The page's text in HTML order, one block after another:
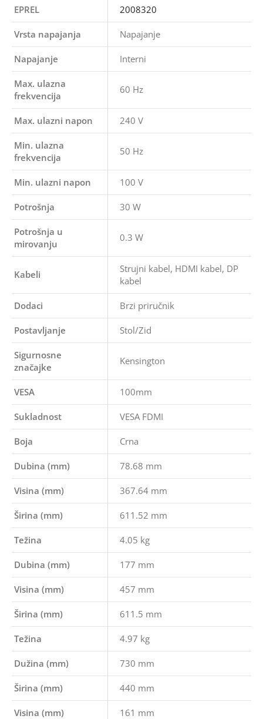
EPREL 2008320
Vrsta napajanja Napajanje
Napajanje Interni
Max. ulazna
frekvencija
60 Hz
Max. ulazni napon 240 V
Min. ulazna
frekvencija
50 Hz
Min. ulazni napon 100 V
Potrošnja 30 W
Potrošnja u
mirovanju
0.3 W
Kabeli
Strujni kabel, HDMI kabel, DP
kabel
Dodaci Brzi priručnik
Postavljanje Stol/Zid
Sigurnosne
značajke
Kensington
VESA 100mm
Sukladnost VESA FDMI
Boja Crna
Dubina (mm) 78.68 mm
Visina (mm) 367.64 mm
Širina (mm) 611.52 mm
Težina 4.05 kg
Dubina (mm) 177 mm
Visina (mm) 457 mm
Širina (mm) 611.5 mm
Težina 4.97 kg
Dužina (mm) 730 mm
Širina (mm) 440 mm
Visina (mm) 161 mm